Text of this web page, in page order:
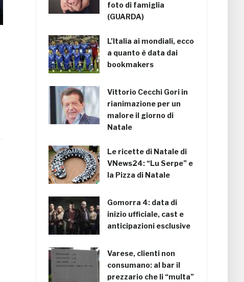
foto di famiglia
(GUARDA)
L’Italia ai mondiali, ecco
a quanto è data dai
bookmakers
Vittorio Cecchi Gori in
rianimazione per un
malore il giorno di
Natale
Le ricette di Natale di
VNews24: “Lu Serpe” e
la Pizza di Natale
Gomorra 4: data di
inizio ufficiale, cast e
anticipazioni esclusive
Varese, clienti non
consumano: al bar il
prezzario che li “multa”